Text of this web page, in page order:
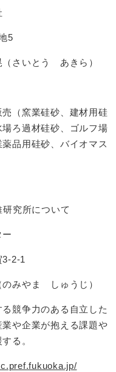
5
さいとう あきら）
（窯業硅砂、建材用硅
ろ過材硅砂、ゴルフ場
品用硅砂、バイオマス
究所について
3-2-1
みやま しゅうじ）
競争力のある自立した
や企業が抱える課題や
る。